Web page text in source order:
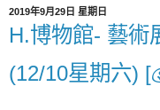
2019年9月29日 星期日
H.博物館- 藝術
(12/10星期六)